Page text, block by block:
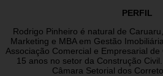
PERFIL
Rodrigo Pinheiro é natural de
Marketing e MBA em Gestão
Associação Comercial e Empresarial
15 anos no setor da Construção
Câmara Setorial dos